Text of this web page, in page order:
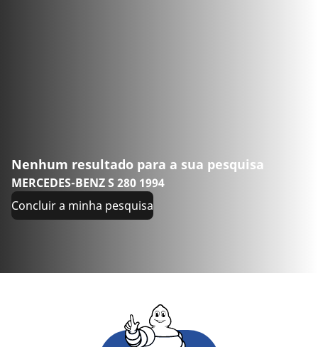
Nenhum resultado para a sua pesquisa
MERCEDES-BENZ S 280 1994
Concluir a minha pesquisa